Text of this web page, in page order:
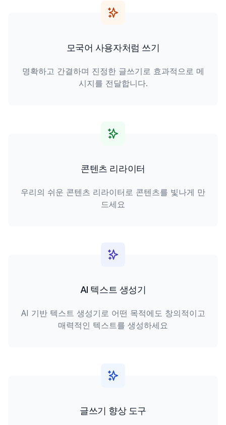
모국어 사용자처럼 쓰기
명확하고 간결하며 진정한 글쓰기로 효과적으로 메
시지를 전달합니다.
콘텐츠 리라이터
우리의 쉬운 콘텐츠 리라이터로 콘텐츠를 빛나게 만
드세요
AI 텍스트 생성기
AI 기반 텍스트 생성기로 어떤 목적에도 창의적이고
매력적인 텍스트를 생성하세요
글쓰기 향상 도구